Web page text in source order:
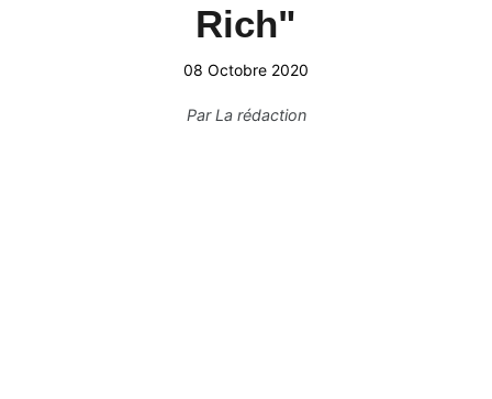
Rich"
08 Octobre 2020
ParLa rédaction